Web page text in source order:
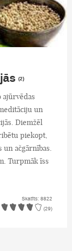
(2)
ajūrvēdas
un
Diemžēl
piekopt,
un ačgārnības.
Turpmāk īss
Skatīts: 8822
(29)